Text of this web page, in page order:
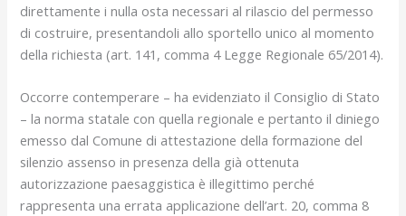
direttamente i nulla osta necessari al rilascio del permesso
di costruire, presentandoli allo sportello unico al momento
della richiesta (art. 141, comma 4 Legge Regionale 65/2014).
Occorre contemperare – ha evidenziato il Consiglio di Stato
– la norma statale con quella regionale e pertanto il diniego
emesso dal Comune di attestazione della formazione del
silenzio assenso in presenza della già ottenuta
autorizzazione paesaggistica è illegittimo perché
rappresenta una errata applicazione dell’art. 20, comma 8